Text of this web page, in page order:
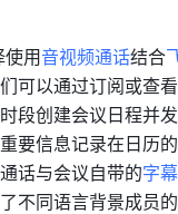
使用音视频通话结合
可以通过订阅或查
段创建会议日程并
要信息记录在日历
话与会议自带的字
不同语言背景成员